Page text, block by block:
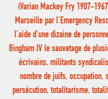
(Varian Mackey Fry 1907-
Marseille par l’Emergency
l’aide d’une dizaine de
Bingham IV le sauvetage de
écrivains, militants
nombre de juifs, occupation,
persécution, totalitarisme,